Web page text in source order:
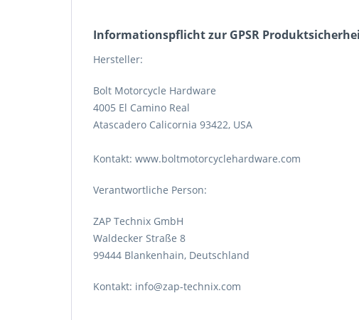
Informations­pflicht zur GPSR
Hersteller:
Bolt Motorcycle Hardware
4005 El Camino Real
Atascadero Calicornia 93422, USA
Kontakt: www.boltmotorcyclehardware.com
Verantwortliche Person:
ZAP Technix GmbH
Waldecker Straße 8
99444 Blankenhain, Deutschland
Kontakt: info@zap-technix.com